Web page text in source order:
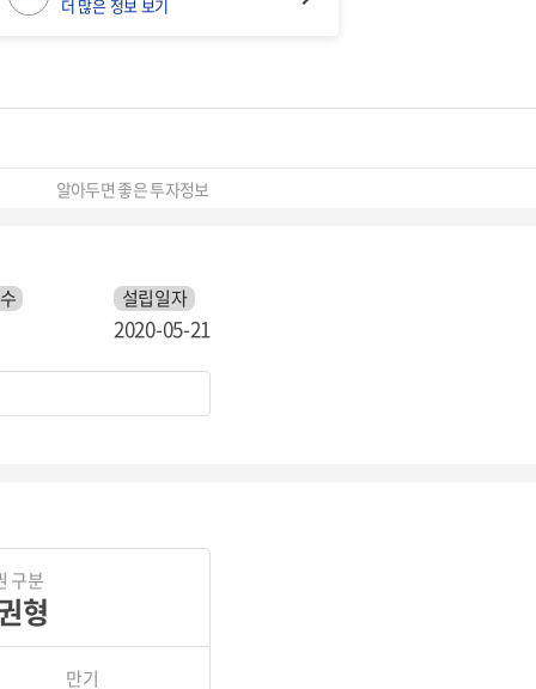
더 많은 정보 보기
알아두면 좋은 투자정보
설립일자
2020-05-21
구분
형
만기